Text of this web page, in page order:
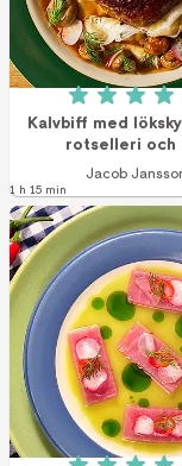
Kalvbiff med
rotselleri och
Jacob
1 h 15 min